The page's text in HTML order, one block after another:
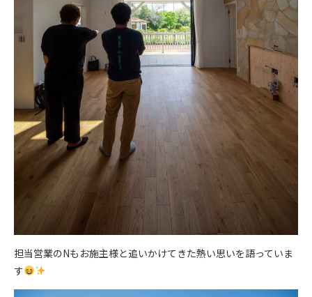
担当営業のNもお施主様と追いかけてきた熱い思いを語っていま
す